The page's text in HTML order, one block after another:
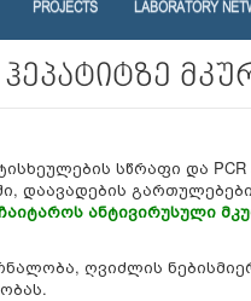
PROJECTS LABORATORY
სწრაფი და
დაავადების
ანტივირუსული
ღვიძლის